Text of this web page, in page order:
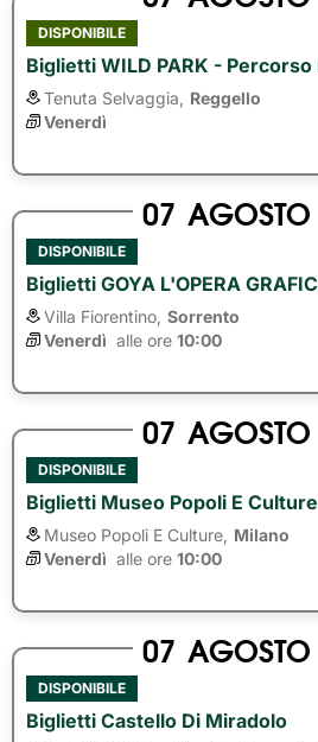
DISPONIBILE
Biglietti WILD PARK -
Tenuta Selvaggia,
Reggello
Venerdì
07 AGOSTO
DISPONIBILE
Biglietti GOYA L'OPERA
Villa Fiorentino, Sorrento
Venerdì alle ore 10:00
07 AGOSTO
DISPONIBILE
Biglietti Museo Popoli E Culture
Museo Popoli E Culture, Milano
Venerdì alle ore 10:00
07 AGOSTO
DISPONIBILE
Biglietti Castello Di Miradolo